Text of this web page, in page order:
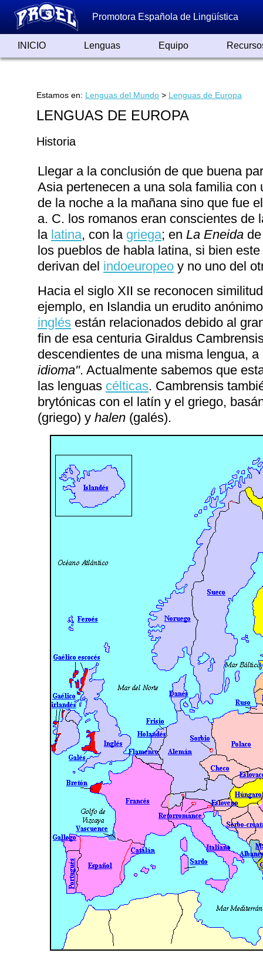
Promotora Española de Lingüística
INICIO Lenguas Equipo
Estamos en: Lenguas del Mundo > Lenguas de Europa
LENGUAS DE EUROPA
Historia
Llegar a la conclusión de que buena
Asia pertenecen a una sola familia
de la noche a la mañana sino que fue
a. C. los romanos eran conscientes
la latina, con la griega; en La Eneida
los pueblos de habla latina, si bien
derivan del indoeuropeo y no uno del
Hacia el siglo XII se reconocen
ejemplo, en Islandia un erudito
inglés están relacionados debido al
fin de esa centuria Giraldus
descendientes de una misma lengua,
idioma". Actualmente sabemos que
las lenguas célticas. Cambrensis
brytónicas con el latín y el griego,
(griego) y halen (galés).